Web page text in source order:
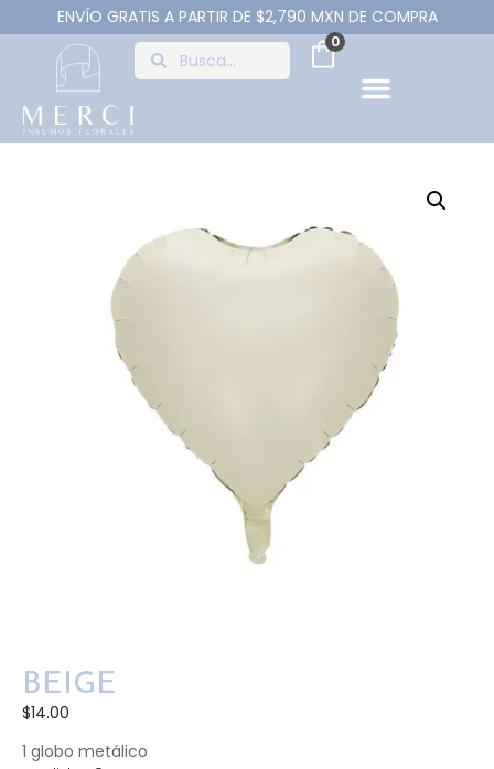
ENVÍO GRATIS A PARTIR DE $2,790 MXN DE COMPRA
0
BEIGE
$14.00
1 globo metálico